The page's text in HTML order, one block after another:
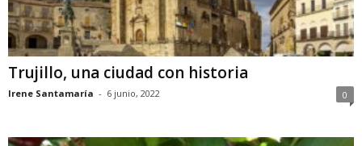
Trujillo, una ciudad con historia
Irene Santamaría - 6 junio, 2022 0